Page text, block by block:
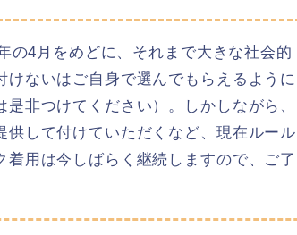
4月をめどに、それまで大きな社会的
ないはご自身で選んでもらえるように
非つけてください）。しかしながら、
して付けていただくなど、現在ルール
用は今しばらく継続しますので、ご了